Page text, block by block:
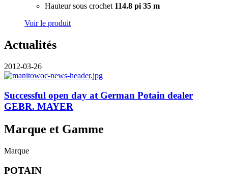
Hauteur sous crochet 114.8 pi 35 m
Voir le produit
Actualités
2012-03-26
Successful open day at German Potain dealer
GEBR. MAYER
Marque et Gamme
Marque
POTAIN